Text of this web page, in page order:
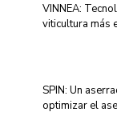
VINNEA:
viticultura más
SPIN: Un
optimizar el